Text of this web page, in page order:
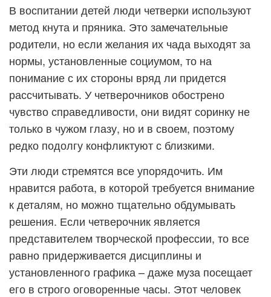
В воспитании детей люди четверки используют
метод кнута и пряника. Это замечательные
родители, но если желания их чада выходят за
нормы, установленные социумом, то на
понимание с их стороны вряд ли придется
рассчитывать. У четверочников обострено
чувство справедливости, они видят соринку не
только в чужом глазу, но и в своем, поэтому
редко подолгу конфликтуют с близкими.
Эти люди стремятся все упорядочить. Им
нравится работа, в которой требуется внимание
к деталям, но можно тщательно обдумывать
решения. Если четверочник является
представителем творческой профессии, то все
равно придерживается дисциплины и
установленного графика – даже муза посещает
его в строго оговоренные часы. Этот человек